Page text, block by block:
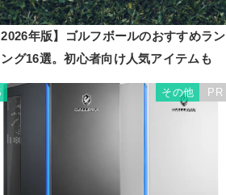
年版】ゴルフボールのおすすめラン
グ16選。初心者向け人気アイテムも
その他 PR